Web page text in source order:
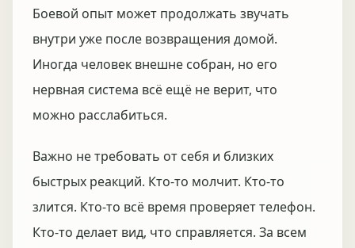
Боевой опыт может продолжать звучать
внутри уже после возвращения домой.
Иногда человек внешне собран, но его
нервная система всё ещё не верит, что
можно расслабиться.
Важно не требовать от себя и близких
быстрых реакций. Кто-то молчит. Кто-то
злится. Кто-то всё время проверяет телефон.
Кто-то делает вид, что справляется. За всем